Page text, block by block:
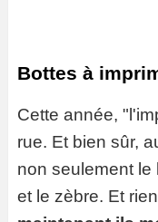
Bottes à
Cette année,
rue. Et bien sûr,
non seulement le
et le zèbre. Et